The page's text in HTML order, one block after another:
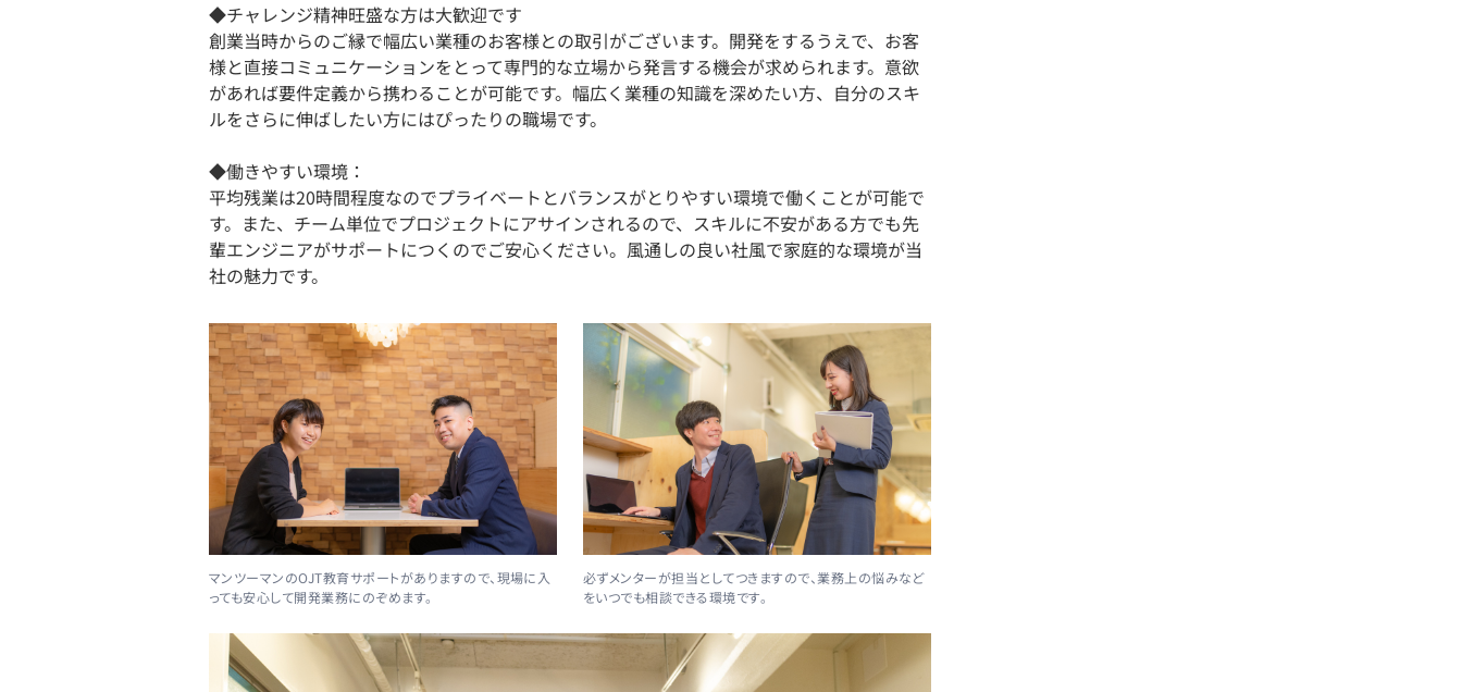
◆チャレンジ精神旺盛な方は大歓迎です
創業当時からのご縁で幅広い業種のお客様との取引がございます。開発をするうえで、お客
様と直接コミュニケーションをとって専門的な立場から発言する機会が求められます。意欲
があれば要件定義から携わることが可能です。幅広く業種の知識を深めたい方、自分のスキ
ルをさらに伸ばしたい方にはぴったりの職場です。
◆働きやすい環境：
平均残業は20時間程度なのでプライベートとバランスがとりやすい環境で働くことが可能で
す。また、チーム単位でプロジェクトにアサインされるので、スキルに不安がある方でも先
輩エンジニアがサポートにつくのでご安心ください。風通しの良い社風で家庭的な環境が当
社の魅力です。
マンツーマンのOJT教育サポートがありますので、現場に入
っても安心して開発業務にのぞめます。
必ずメンターが担当としてつきますので、業務上の悩みなど
をいつでも相談できる環境です。